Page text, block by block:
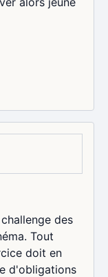
des
Tout
doit en
d'obligations